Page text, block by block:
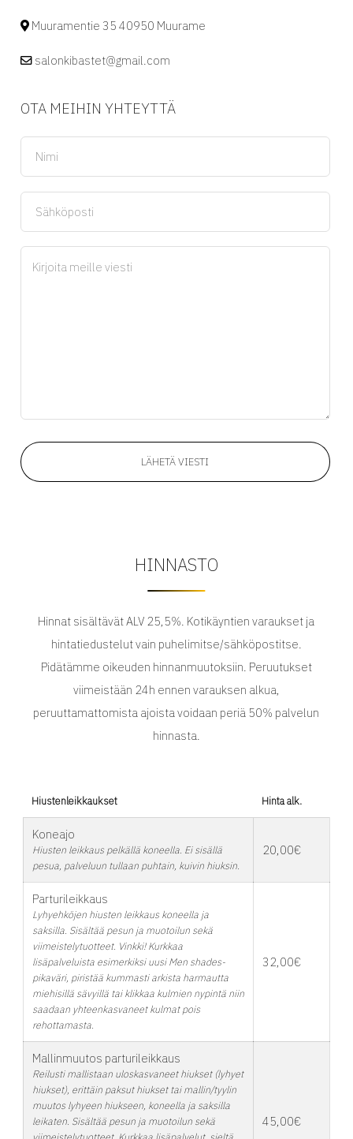
Muuramentie 35 40950 Muurame
salonkibastet@gmail.com
OTA MEIHIN YHTEYTTÄ
LÄHETÄ VIESTI
HINNASTO
Hinnat sisältävät ALV 25,5%. Kotikäyntien varaukset ja
hintatiedustelut vain puhelimitse/sähköpostitse.
Pidätämme oikeuden hinnanmuutoksiin. Peruutukset
viimeistään 24h ennen varauksen alkua,
peruuttamattomista ajoista voidaan periä 50% palvelun
hinnasta.
Hiustenleikkaukset Hinta alk.
Koneajo
Hiusten leikkaus pelkällä koneella. Ei sisällä
pesua, palveluun tullaan puhtain, kuivin hiuksin.
20,00€
Parturileikkaus
Lyhyehköjen hiusten leikkaus koneella ja
saksilla. Sisältää pesun ja muotoilun sekä
viimeistelytuotteet. Vinkki! Kurkkaa
lisäpalveluista esimerkiksi uusi Men shades-
pikaväri, piristää kummasti arkista harmautta
miehisillä sävyillä tai klikkaa kulmien nypintä niin
saadaan yhteenkasvaneet kulmat pois
rehottamasta.
32,00€
Mallinmuutos parturileikkaus
Reilusti mallistaan uloskasvaneet hiukset (lyhyet
hiukset), erittäin paksut hiukset tai mallin/tyylin
muutos lyhyeen hiukseen, koneella ja saksilla
leikaten. Sisältää pesun ja muotoilun sekä
45,00€